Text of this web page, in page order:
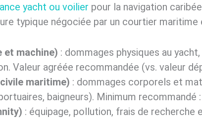
yacht ou voilier pour la navigation
typique négociée par un courtier maritime
et machine) : dommages physiques au
Valeur agréée recommandée (vs. valeur
maritime) : dommages corporels et
baigneurs). Minimum recommandé :
: équipage, pollution, frais de